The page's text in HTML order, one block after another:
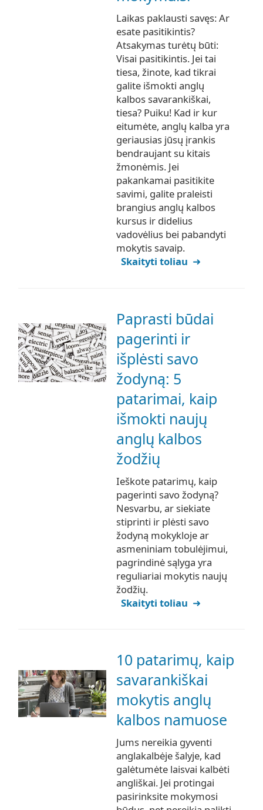
Laikas paklausti savęs: Ar
esate pasitikintis?
Atsakymas turėtų būti:
Visai pasitikintis. Jei tai
tiesa, žinote, kad tikrai
galite išmokti anglų
kalbos savarankiškai,
tiesa? Puiku! Kad ir kur
eitumėte, anglų kalba yra
geriausias jūsų įrankis
bendraujant su kitais
žmonėmis. Jei
pakankamai pasitikite
savimi, galite praleisti
brangius anglų kalbos
kursus ir didelius
vadovėlius bei pabandyti
mokytis savaip.
Skaityti toliau
Paprasti būdai
pagerinti ir
išplėsti savo
žodyną: 5
patarimai, kaip
išmokti naujų
anglų kalbos
žodžių
Ieškote patarimų, kaip
pagerinti savo žodyną?
Nesvarbu, ar siekiate
stiprinti ir plėsti savo
žodyną mokykloje ar
asmeniniam tobulėjimui,
pagrindinė sąlyga yra
reguliariai mokytis naujų
žodžių.
Skaityti toliau
10 patarimų, kaip
savarankiškai
mokytis anglų
kalbos namuose
Jums nereikia gyventi
anglakalbėje šalyje, kad
galėtumėte laisvai kalbėti
angliškai. Jei protingai
pasirinksite mokymosi